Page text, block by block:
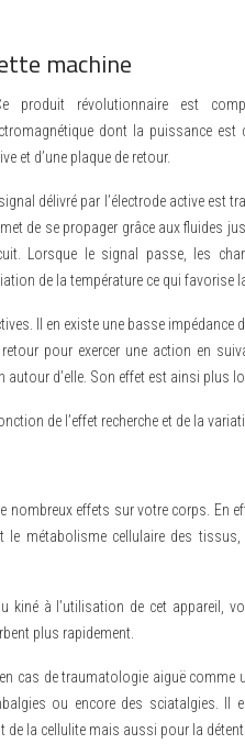
machine
produit révolutionnaire est
dont la puissance est
et d’une plaque de retour.
signal délivré par l’électrode active
de se propager grâce aux fluides
Lorsque le signal passe, les
de la température ce qui favorise
Il en existe une basse
pour exercer une action en
d’elle. Son effet est ainsi plus
de l’effet recherche et de la
nombreux effets sur votre corps. En
le métabolisme cellulaire des
à l’utilisation de cet appareil,
plus rapidement.
cas de traumatologie aiguë
ou encore des sciatalgies. Il
la cellulite mais aussi pour la